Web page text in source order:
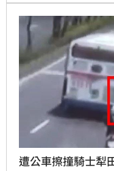
為0，透過監視器畫
肇事原因有待調查釐
遭公車擦撞騎士